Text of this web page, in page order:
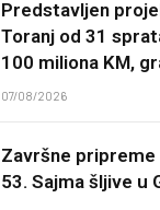
Predstavljen
Toranj od 31
100 miliona KM,
07/08/2026
Završne
53. Sajma šljive u